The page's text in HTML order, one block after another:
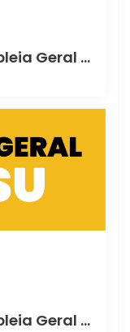
Convocação para Assembleia Geral Extraordinária
Convocação para Assembleia Geral Extraordinária